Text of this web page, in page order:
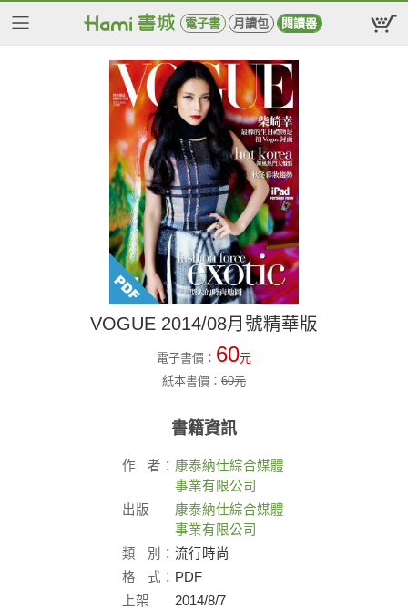
電子書 月讀包 閱讀器
VOGUE 2014/08月號精華版
電子書價： 60元
紙本書價： 60元
書籍資訊
作 者： 康泰納仕綜合媒體
事業有限公司
出版
康泰納仕綜合媒體
事業有限公司
類
別： 流行時尚
格
式： PDF
上架
2014/8/7